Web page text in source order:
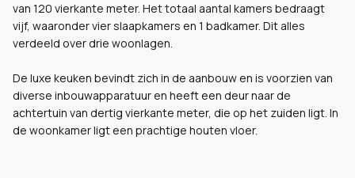
van 120 vierkante meter. Het totaal aantal kamers bedraagt
vijf, waaronder vier slaapkamers en 1 badkamer. Dit alles
verdeeld over drie woonlagen.
De luxe keuken bevindt zich in de aanbouw en is voorzien van
diverse inbouwapparatuur en heeft een deur naar de
achtertuin van dertig vierkante meter, die op het zuiden ligt. In
de woonkamer ligt een prachtige houten vloer.